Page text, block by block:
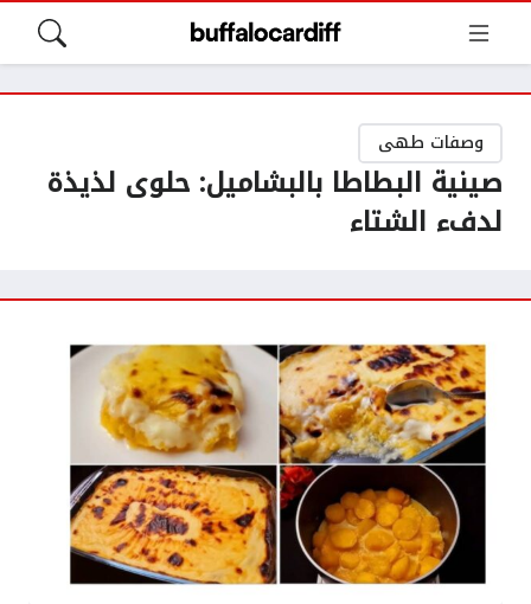
وصفات طهى
صينية البطاطا بالبشاميل: حلوى لذيذة
لدفء الشتاء